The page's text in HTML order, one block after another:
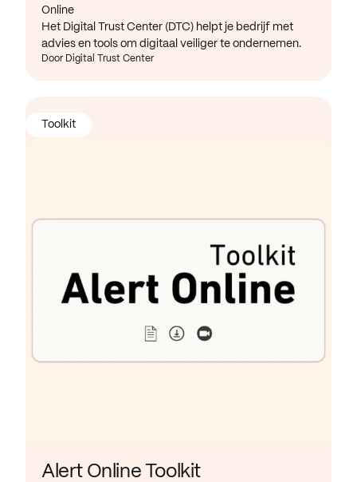
Online
Het Digital Trust Center (DTC) helpt je bedrijf met
advies en tools om digitaal veiliger te ondernemen.
Door Digital Trust Center
Alert Online Toolkit
Toolkit